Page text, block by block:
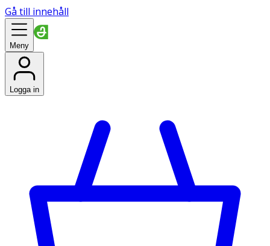
Gå till innehåll
Meny
Logga in